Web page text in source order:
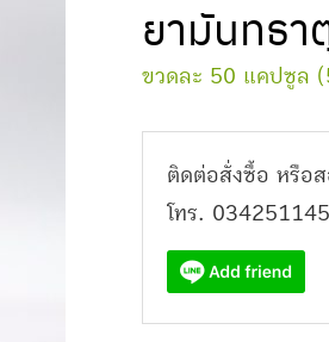
ยามันทธ
ขวดละ 50 แคปซูล
ติดต่อสั่งซื้อ หรือส
โทร.